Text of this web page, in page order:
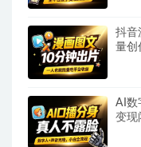
抖音
量创
AI数
变现